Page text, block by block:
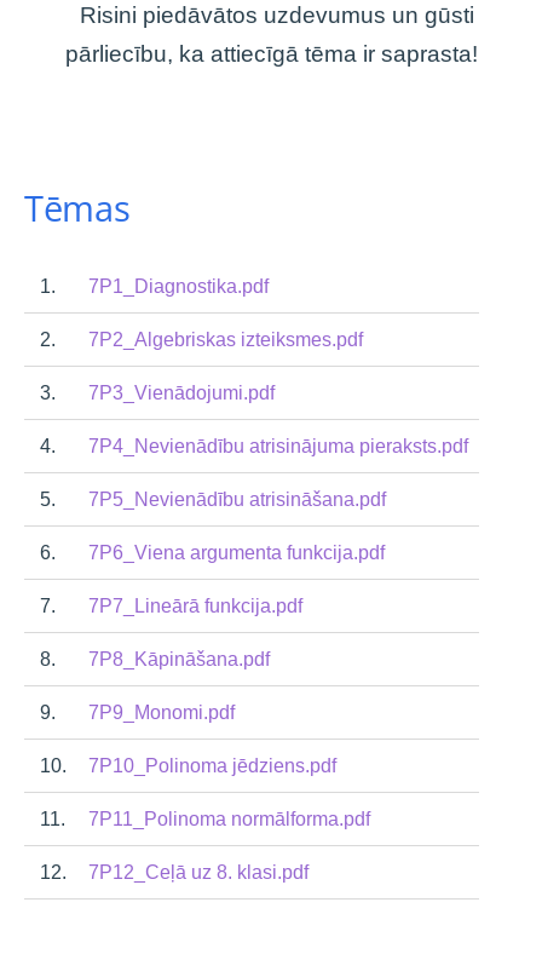
Risini piedāvātos uzdevumus un gūsti
pārliecību, ka attiecīgā tēma ir saprasta!
Tēmas
1. 7P1_Diagnostika.pdf
2. 7P2_Algebriskas izteiksmes.pdf
3. 7P3_Vienādojumi.pdf
4. 7P4_Nevienādību atrisinājuma pieraksts.pdf
5. 7P5_Nevienādību atrisināšana.pdf
6. 7P6_Viena argumenta funkcija.pdf
7. 7P7_Lineārā funkcija.pdf
8. 7P8_Kāpināšana.pdf
9. 7P9_Monomi.pdf
10. 7P10_Polinoma jēdziens.pdf
11. 7P11_Polinoma normālforma.pdf
12. 7P12_Ceļā uz 8. klasi.pdf